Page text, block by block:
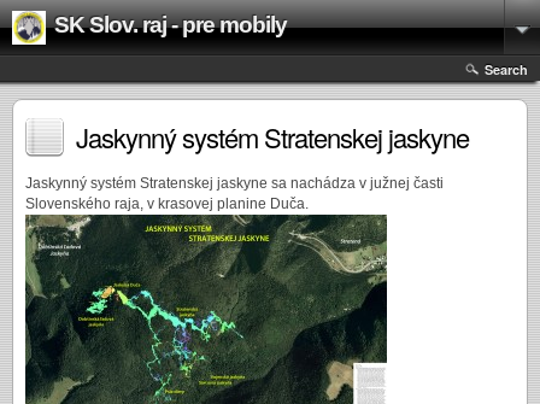
SK Slov. raj - pre mobily
Search
Jaskynný systém Stratenskej jaskyne
Jaskynný systém Stratenskej jaskyne sa nachádza v južnej časti
Slovenského raja, v krasovej planine Duča.